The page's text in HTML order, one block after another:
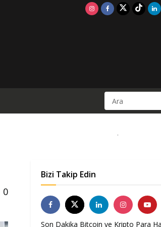
0
Bizi Takip Edin
Son Dakika Bitcoin ve Kripto Para